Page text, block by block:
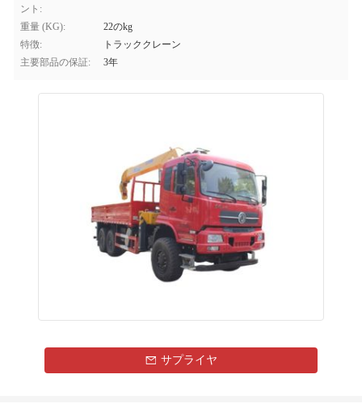
ント:
重量 (KG):
22のkg
特徴:
トラッククレーン
主要部品の保証:
3年
サプライヤ